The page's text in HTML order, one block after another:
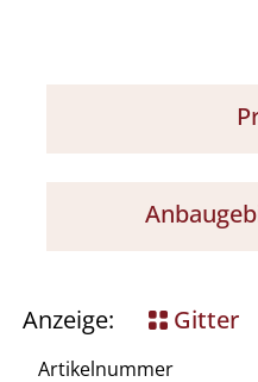
Toskana
Anzeige: Gitter